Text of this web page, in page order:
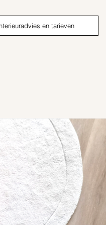
en tarieven